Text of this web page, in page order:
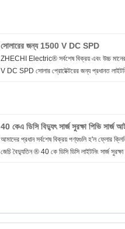
সোলারের জন্য 1500 V DC SPD
ZHECHI Electric® সর্বশেষ বিক্রয় এবং উচ্চ
V DC SPD সোলার প্রোটেক্টরের জন্য প্রধানত
40 কেএ ডিসি বিদ্যুৎ সার্জ সুরক্ষা পিভি সার্জ
আমাদের প্রধান সর্বশেষ বিক্রয় পণ্যগুলি হ'ল ফ্লোর
জেচি বৈদ্যুতিন ® 40 কে ডিসি ডিসি লাইটনিং সার্জ সুরক্ষা